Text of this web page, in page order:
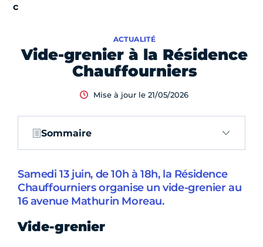
Vide-grenier à la Résidence
Chauffourniers
ACTUALITÉ
Mise à jour le 21/05/2026
Sommaire
Samedi 13 juin, de 10h à 18h, la Résidence
Chauffourniers organise un vide-grenier au
16 avenue Mathurin Moreau.
Vide-grenier